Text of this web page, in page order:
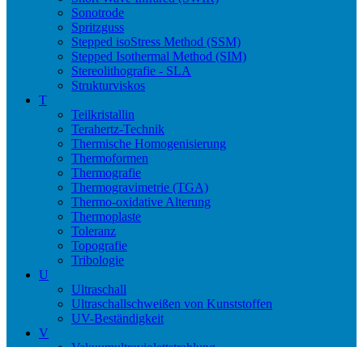
Sonotrode
Spritzguss
Stepped isoStress Method (SSM)
Stepped Isothermal Method (SIM)
Stereolithografie - SLA
Strukturviskos
T
Teilkristallin
Terahertz-Technik
Thermische Homogenisierung
Thermoformen
Thermografie
Thermogravimetrie (TGA)
Thermo-oxidative Alterung
Thermoplaste
Toleranz
Topografie
Tribologie
U
Ultraschall
Ultraschallschweißen von Kunststoffen
UV-Beständigkeit
V